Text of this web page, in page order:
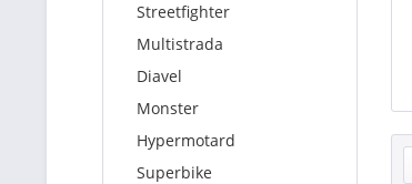
Streetfighter
Multistrada
Diavel
Monster
Hypermotard
Superbike